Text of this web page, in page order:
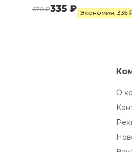
670 ₽335 ₽ Экономия: 335
О